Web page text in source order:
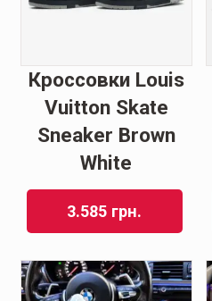
Кроссовки Louis
Vuitton Skate
Sneaker Brown
White
3.585 грн.